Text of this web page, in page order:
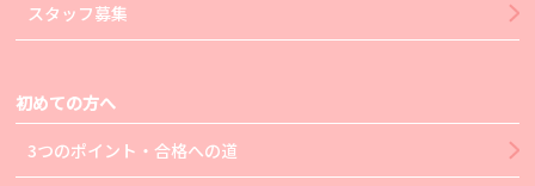
スタッフ募集
初めての方へ
3つのポイント・合格への道